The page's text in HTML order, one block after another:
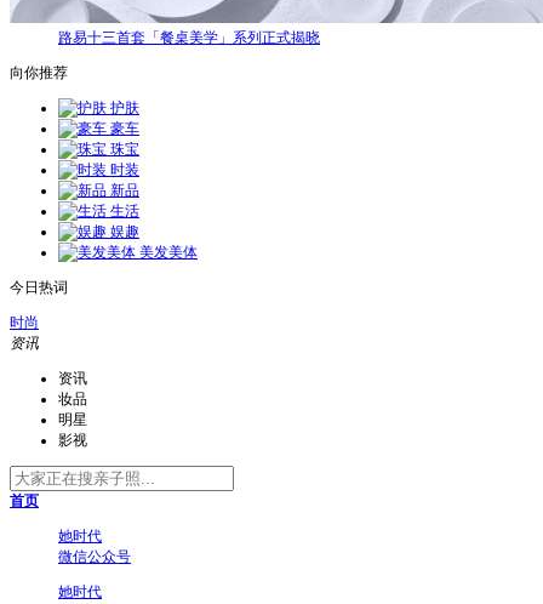
路易十三首套「餐桌美学」系列正式揭晓
向你推荐
护肤
豪车
珠宝
时装
新品
生活
娱趣
美发美体
今日热词
时尚
资讯
资讯
妆品
明星
影视
首页
她时代
微信公众号
她时代